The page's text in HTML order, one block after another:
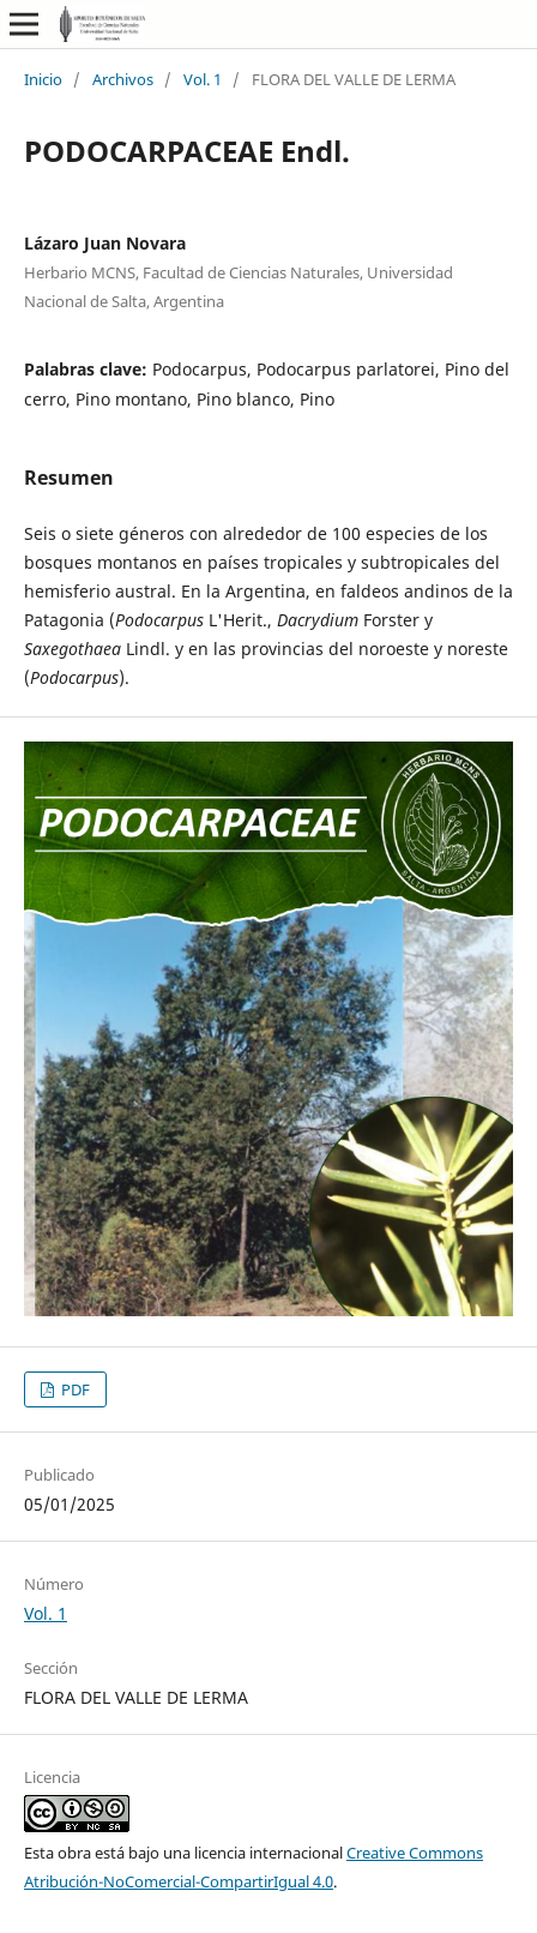
Inicio / Archivos / Vol. 1 / FLORA DEL VALLE DE LERMA
PODOCARPACEAE Endl.
Lázaro Juan Novara
Herbario MCNS, Facultad de Ciencias Naturales, Universidad
Nacional de Salta, Argentina
Palabras clave: Podocarpus, Podocarpus parlatorei, Pino del
cerro, Pino montano, Pino blanco, Pino
Resumen
Seis o siete géneros con alrededor de 100 especies de los
bosques montanos en países tropicales y subtropicales del
hemisferio austral. En la Argentina, en faldeos andinos de la
Patagonia (PodocarpusL'Herit., DacrydiumForster y
SaxegothaeaLindl. y en las provincias del noroeste y noreste
(Podocarpus).
PDF
Publicado
05/01/2025
Número
Vol. 1
Sección
FLORA DEL VALLE DE LERMA
Licencia
Esta obra está bajo una licencia internacionalCreative Commons
Atribución-NoComercial-CompartirIgual 4.0.